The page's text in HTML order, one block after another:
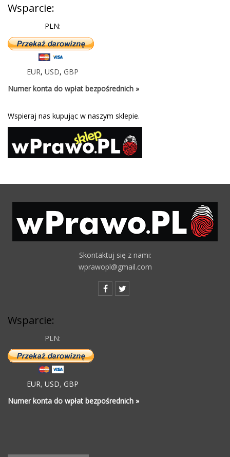
Wsparcie:
PLN:
EUR, USD, GBP
Numer konta do wpłat bezpośrednich »
Wspieraj nas kupując w naszym sklepie.
Skontaktuj się z nami:
wprawopl@gmail.com
Wsparcie:
PLN:
EUR, USD, GBP
Numer konta do wpłat bezpośrednich »